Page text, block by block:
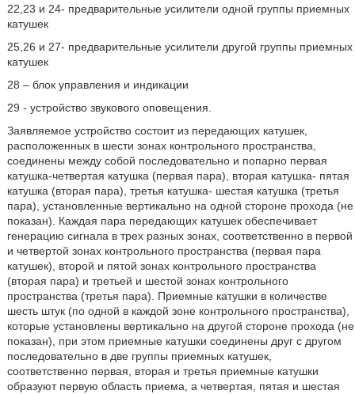
22,23 и 24- предварительные усилители одной группы приемных
катушек
25,26 и 27- предварительные усилители другой группы приемных
катушек
28 – блок управления и индикации
29 - устройство звукового оповещения.
Заявляемое устройство состоит из передающих катушек,
расположенных в шести зонах контрольного пространства,
соединены между собой последовательно и попарно первая
катушка-четвертая катушка (первая пара), вторая катушка- пятая
катушка (вторая пара), третья катушка- шестая катушка (третья
пара), установленные вертикально на одной стороне прохода (не
показан). Каждая пара передающих катушек обеспечивает
генерацию сигнала в трех разных зонах, соответственно в первой
и четвертой зонах контрольного пространства (первая пара
катушек), второй и пятой зонах контрольного пространства
(вторая пара) и третьей и шестой зонах контрольного
пространства (третья пара). Приемные катушки в количестве
шесть штук (по одной в каждой зоне контрольного пространства),
которые установлены вертикально на другой стороне прохода (не
показан), при этом приемные катушки соединены друг с другом
последовательно в две группы приемных катушек,
соответственно первая, вторая и третья приемные катушки
образуют первую область приема, а четвертая, пятая и шестая